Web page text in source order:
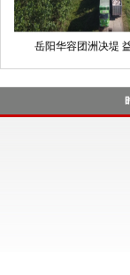
岳阳华容团洲决堤